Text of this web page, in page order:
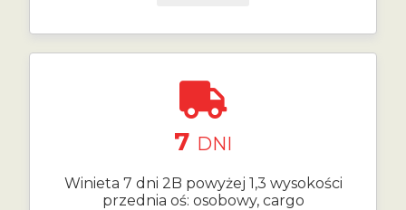
7 DNI
Winieta 7 dni 2B powyżej 1,3 wysokości
przednia oś: osobowy, cargo